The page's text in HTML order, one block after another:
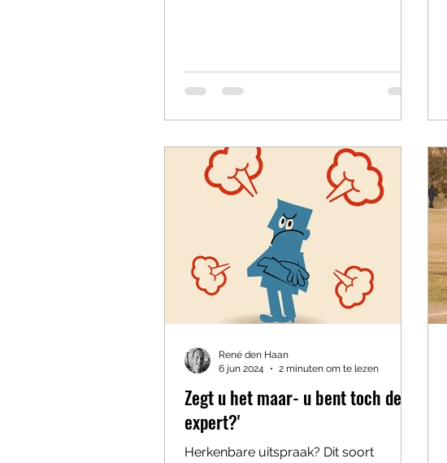
Zegt u het maar- u bent toch de
expert?'
Herkenbare uitspraak? Dit soort
René den Haan
6 jun 2024
2 minuten om te lezen